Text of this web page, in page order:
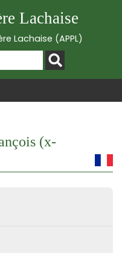
Lachaise
Lachaise (APPL)
(x-